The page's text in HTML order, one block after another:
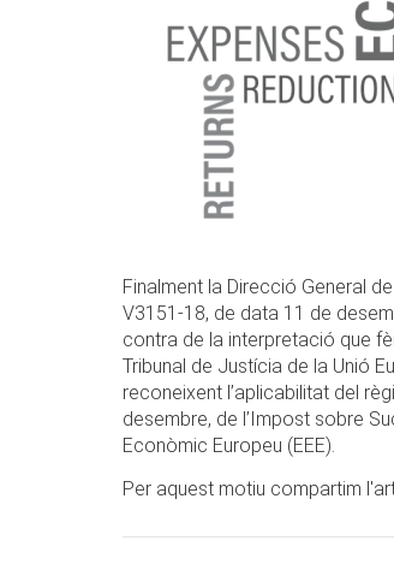
Finalment la Direcció General
V3151-18, de data 11 de
contra de la interpretació que
Tribunal de Justícia de la Unió
reconeixent l’aplicabilitat del
desembre, de l’Impost sobre
Econòmic Europeu (EEE).
Per aquest motiu compartim